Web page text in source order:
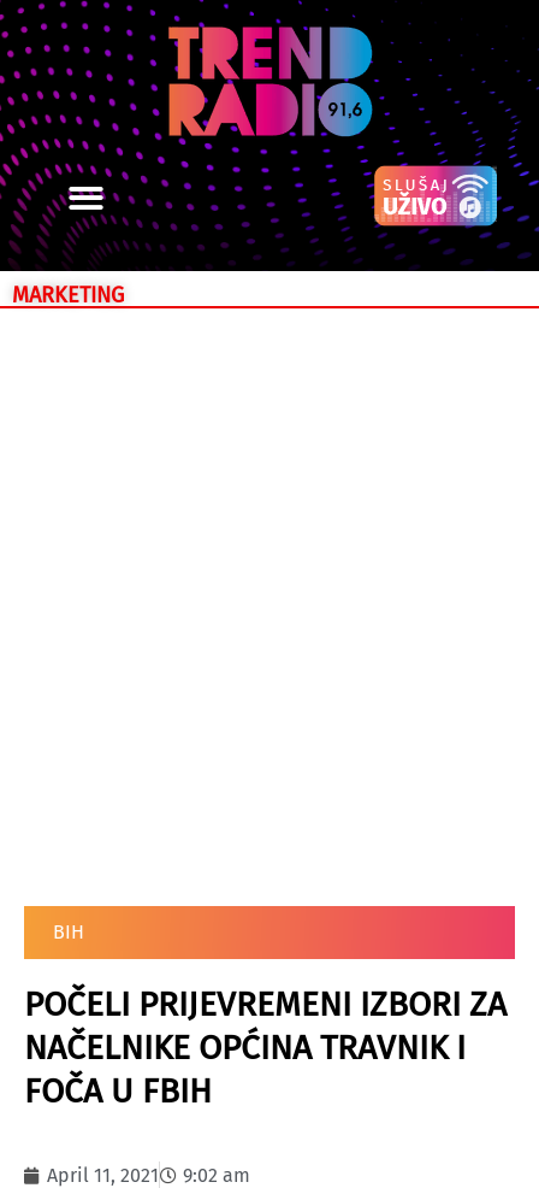
MARKETING
BIH
POČELI PRIJEVREMENI IZBORI ZA
NAČELNIKE OPĆINA TRAVNIK I
FOČA U FBIH
April 11, 2021 9:02 am